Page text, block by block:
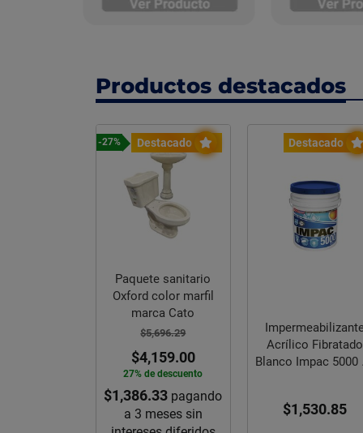
Productos destacados
Destacado
-27%
Paquete sanitario
Oxford color marfil
marca Cato
$5,696.29
$4,159.00
27% de descuento
$1,386.33 pagando
a 3 meses sin
Destacado
Acrílico Fibratado
Blanco Impac 5000
$1,530.85